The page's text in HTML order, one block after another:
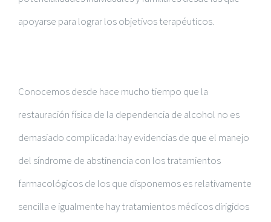
apoyarse para lograr los objetivos terapéuticos.
Conocemos desde hace mucho tiempo que la
restauración física de la dependencia de alcohol no es
demasiado complicada: hay evidencias de que el manejo
del síndrome de abstinencia con los tratamientos
farmacológicos de los que disponemos es relativamente
sencilla e igualmente hay tratamientos médicos dirigidos